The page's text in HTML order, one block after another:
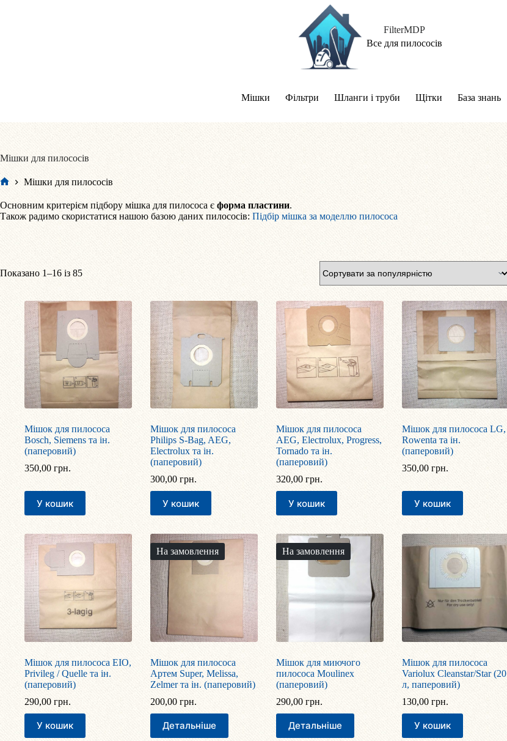
FilterMDP
Все для пилососів
Мішки Фільтри Шланги і труби Щітки База знань
Мішки для пилососів
Мішки для пилососів
Основним критерієм підбору мішка для пилососа є форма пластини.
Також радимо скористатися нашою базою даних пилососів: Підбір мішка за моделлю пилососа
Показано 1–16 із 85Відсортовано
популярністю
Мішок для пилососа
Bosch, Siemens та ін.
(паперовий)
350,00 грн.
У кошик
Мішок для пилососа
Philips S-Bag, AEG,
Electrolux та ін.
(паперовий)
300,00грн.
У кошик
Мішок для пилососа
AEG, Electrolux, Progress,
Tornado та ін.
(паперовий)
320,00грн.
У кошик
Мішок для пилососа LG,
Rowenta та ін.
(паперовий)
350,00грн.
У кошик
Мішок для пилососа EIO,
Privileg / Quelle та ін.
(паперовий)
290,00 грн.
У кошик
На замовлення
Мішок для пилососа
Артем Super, Melissa,
Zelmer та ін. (паперовий)
200,00грн.
Детальніше
На замовлення
Мішок для миючого
пилососа Moulinex
(паперовий)
290,00грн.
Детальніше
Мішок для пилососа
Variolux Cleanstar/Star (20
л, паперовий)
130,00грн.
У кошик